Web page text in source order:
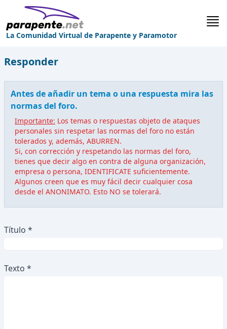
La Comunidad Virtual de Parapente y Paramotor
Responder
Antes de añadir un tema o una respuesta mira las
normas del foro.
Importante: Los temas o respuestas objeto de ataques
personales sin respetar las normas del foro no están
tolerados y, además, ABURREN.
Si, con corrección y respetando las normas del foro,
tienes que decir algo en contra de alguna organización,
empresa o persona, IDENTIFICATE suficientemente.
Algunos creen que es muy fácil decir cualquier cosa
desde el ANONIMATO. Esto NO se tolerará.
Título *
Texto *